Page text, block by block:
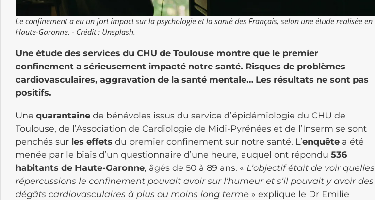
Le confinement a eu un fort impact sur la psychologie et la santé des Français, selon une étude réalisée en
Haute-Garonne. - Crédit : Unsplash.
Une étude des services du CHU de Toulouse montre que le premier
confinement a sérieusement impacté notre santé. Risques de problèmes
cardiovasculaires, aggravation de la santé mentale… Les résultats ne sont pas
positifs.
Une quarantaine de bénévoles issus du service d’épidémiologie du CHU de
Toulouse, de l’Association de Cardiologie de Midi-Pyrénées et de l’Inserm se sont
penchés sur les effets du premier confinement sur notre santé. L’enquête a été
menée par le biais d’un questionnaire d’une heure, auquel ont répondu 536
habitants de Haute-Garonne, âgés de 50 à 89 ans. « L’objectif était de voir quelles
répercussions le confinement pouvait avoir sur l’humeur et s’il pouvait y avoir des
dégâts cardiovasculaires à plus ou moins long terme » explique le Dr Emilie